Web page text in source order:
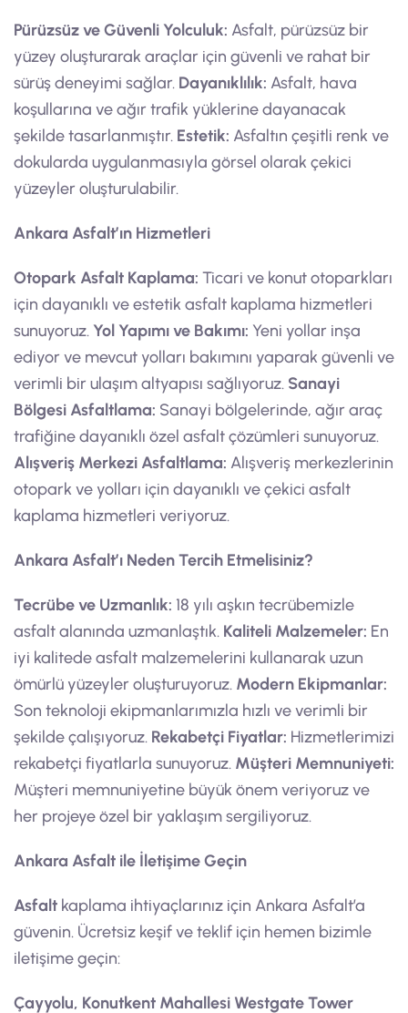
Pürüzsüz ve Güvenli Yolculuk: Asfalt, pürüzsüz bir
yüzey oluşturarak araçlar için güvenli ve rahat bir
sürüş deneyimi sağlar. Dayanıklılık: Asfalt, hava
koşullarına ve ağır trafik yüklerine dayanacak
şekilde tasarlanmıştır. Estetik: Asfaltın çeşitli renk ve
dokularda uygulanmasıyla görsel olarak çekici
yüzeyler oluşturulabilir.
Ankara Asfalt’ın Hizmetleri
Otopark Asfalt Kaplama: Ticari ve konut otoparkları
için dayanıklı ve estetik asfalt kaplama hizmetleri
sunuyoruz. Yol Yapımı ve Bakımı: Yeni yollar inşa
ediyor ve mevcut yolları bakımını yaparak güvenli ve
verimli bir ulaşım altyapısı sağlıyoruz. Sanayi
Bölgesi Asfaltlama: Sanayi bölgelerinde, ağır araç
trafiğine dayanıklı özel asfalt çözümleri sunuyoruz.
Alışveriş Merkezi Asfaltlama: Alışveriş merkezlerinin
otopark ve yolları için dayanıklı ve çekici asfalt
kaplama hizmetleri veriyoruz.
Ankara Asfalt’ı Neden Tercih Etmelisiniz?
Tecrübe ve Uzmanlık: 18 yılı aşkın tecrübemizle
asfalt alanında uzmanlaştık. Kaliteli Malzemeler: En
iyi kalitede asfalt malzemelerini kullanarak uzun
ömürlü yüzeyler oluşturuyoruz. Modern Ekipmanlar:
Son teknoloji ekipmanlarımızla hızlı ve verimli bir
şekilde çalışıyoruz. Rekabetçi Fiyatlar: Hizmetlerimizi
rekabetçi fiyatlarla sunuyoruz. Müşteri Memnuniyeti:
Müşteri memnuniyetine büyük önem veriyoruz ve
her projeye özel bir yaklaşım sergiliyoruz.
Ankara Asfalt ile İletişime Geçin
Asfalt kaplama ihtiyaçlarınız için Ankara Asfalt’a
güvenin. Ücretsiz keşif ve teklif için hemen bizimle
iletişime geçin:
Çayyolu, Konutkent Mahallesi Westgate Tower